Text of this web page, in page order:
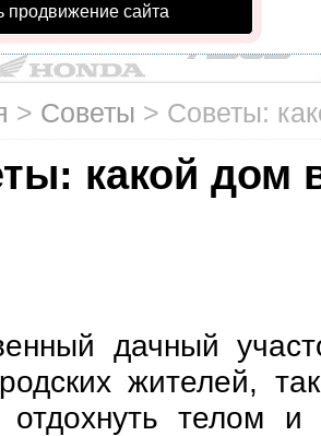
продвижение сайта
> Советы > Советы:
какой дом
дачный
жителей,
отдохнуть телом